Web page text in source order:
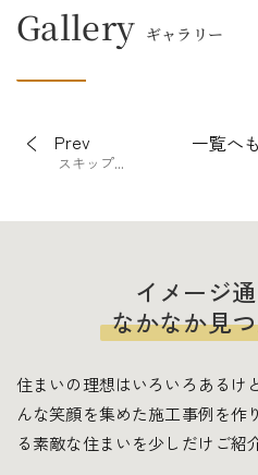
Gallery ギャラリー
Prev
スキップ...
一覧へ
イメージ
なかなか見
住まいの理想はいろいろあるけ
んな笑顔を集めた施工事例を作
る素敵な住まいを少しだけご紹